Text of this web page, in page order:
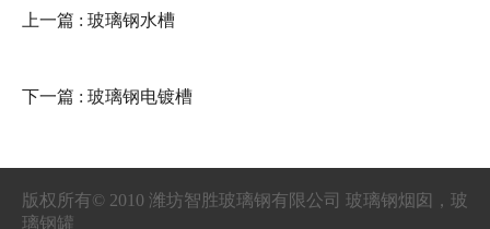
上一篇 : 玻璃钢水槽
下一篇 : 玻璃钢电镀槽
版权所有© 2010 潍坊智胜玻璃钢有限公司 玻璃钢烟囱，玻
璃钢罐